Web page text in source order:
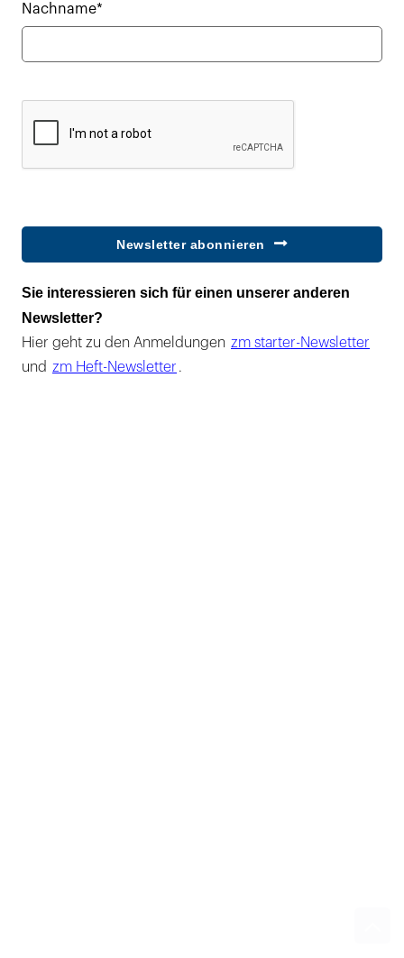
Nachname*
Newsletter abonnieren
Sie interessieren sich für einen unserer anderen
Newsletter?
Hier geht zu den Anmeldungen zm starter-Newsletter
und zm Heft-Newsletter .